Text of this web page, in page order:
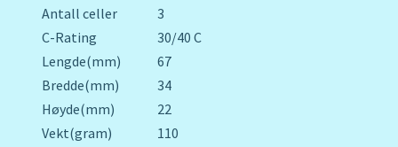
Antall celler
3
C-Rating
30/40 C
Lengde(mm)
67
Bredde(mm)
34
Høyde(mm)
22
Vekt(gram)
110